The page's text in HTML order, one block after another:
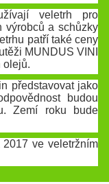
veletrh pro
výrobců a schůzky
patří také ceny
MUNDUS VINI
olejů.
představovat jako
budou
Zemí roku bude
ve veletržním